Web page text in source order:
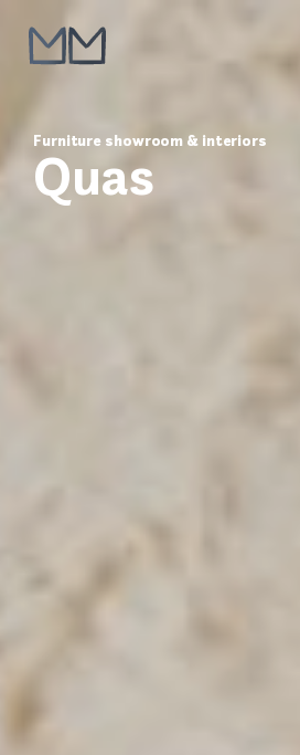
Furniture showroom & interiors
Quas